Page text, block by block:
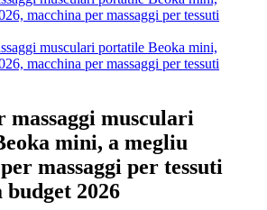
massaggi musculari
mini, a megliu
massaggi per tessuti
2026